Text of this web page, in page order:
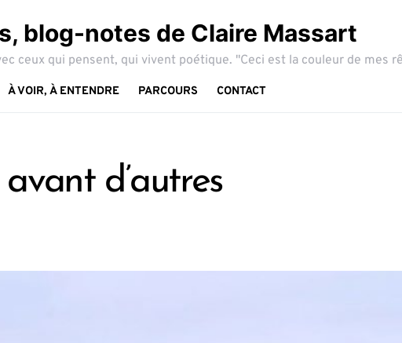
blog-notes de Claire Massart
ceux qui pensent, qui vivent poétique. "Ceci est la couleur de mes
À VOIR, À ENTENDRE PARCOURS CONTACT
d’autres